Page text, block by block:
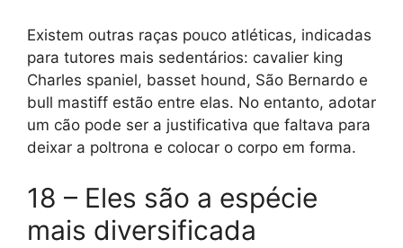
Existem outras raças pouco atléticas, indicadas
para tutores mais sedentários: cavalier king
Charles spaniel, basset hound, São Bernardo e
bull mastiff estão entre elas. No entanto, adotar
um cão pode ser a justificativa que faltava para
deixar a poltrona e colocar o corpo em forma.
18 – Eles são a espécie
mais diversificada